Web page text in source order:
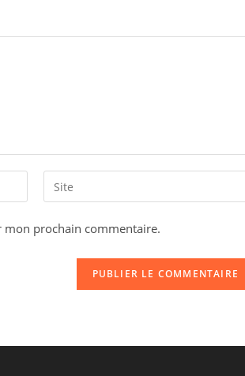
prochain commentaire.